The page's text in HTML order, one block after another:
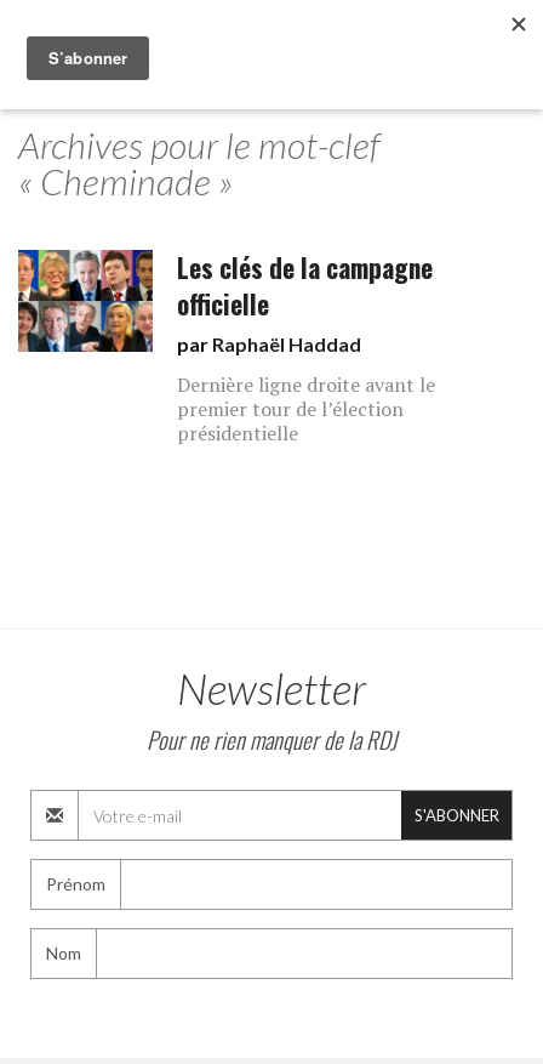
Archives pour le mot-clef
« Cheminade »
Les clés de la campagne
officielle
par Raphaël Haddad
Dernière ligne droite avant le
premier tour de l’élection
présidentielle
Newsletter
Pour ne rien manquer de la RDJ
S'ABONNER
Prénom
Nom